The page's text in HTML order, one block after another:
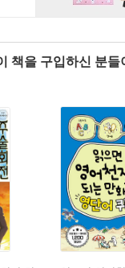
책을 구입하신 분